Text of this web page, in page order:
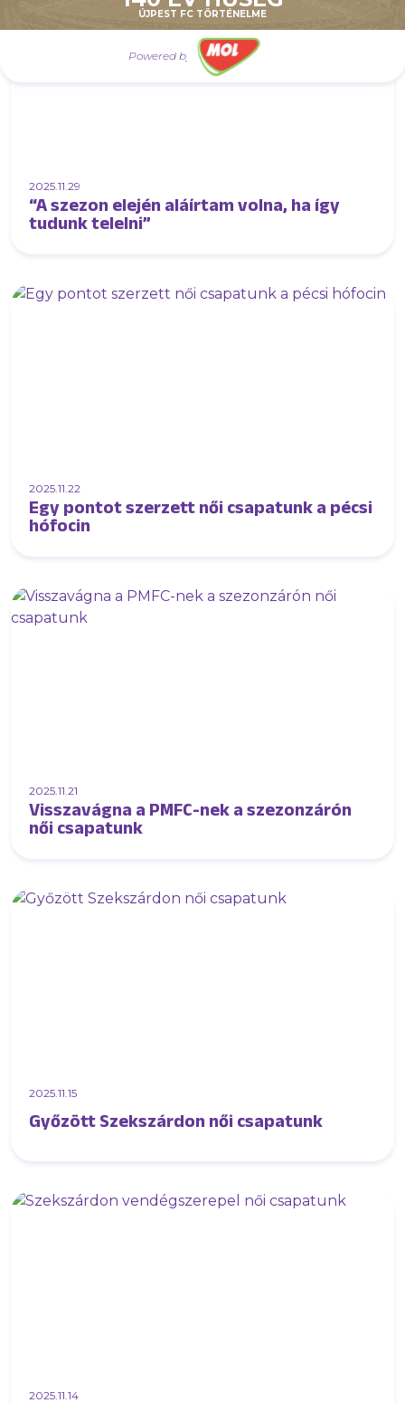
ÚJPEST FC TÖRTÉNELME
Powered by
2025.11.29
“A szezon elején aláírtam volna, ha így
tudunk telelni”
2025.11.22
Egy pontot szerzett női csapatunk a pécsi
hófocin
2025.11.21
Visszavágna a PMFC-nek a szezonzárón
női csapatunk
2025.11.15
Győzött Szekszárdon női csapatunk
2025.11.14